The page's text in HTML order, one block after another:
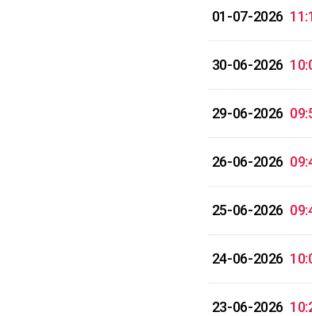
01-07-2026
30-06-2026
29-06-2026
26-06-2026
25-06-2026
24-06-2026
23-06-2026